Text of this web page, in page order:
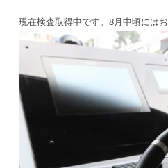
現在検査取得中です。8月中頃にはお